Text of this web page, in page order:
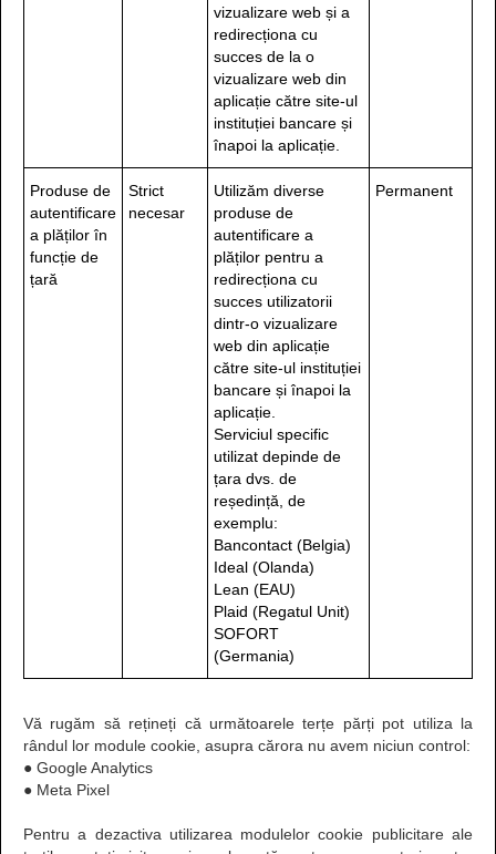
vizualizare web și a
redirecționa cu
succes de la o
vizualizare web din
aplicație către site-ul
instituției bancare și
înapoi la aplicație.
Produse de
autentificare
a plăților în
funcție de
țară
Strict
necesar
Utilizăm diverse
produse de
autentificare a
plăților pentru a
redirecționa cu
succes utilizatorii
dintr-o vizualizare
web din aplicație
către site-ul instituției
bancare și înapoi la
aplicație.
Serviciul specific
utilizat depinde de
țara dvs. de
reședință, de
exemplu:
Bancontact (Belgia)
Ideal (Olanda)
Lean (EAU)
Plaid (Regatul Unit)
SOFORT
(Germania)
Permanent
Vă rugăm să rețineți că următoarele terțe părți pot utiliza la
rândul lor module cookie, asupra cărora nu avem niciun control:
● Google Analytics
● Meta Pixel
Pentru a dezactiva utilizarea modulelor cookie publicitare ale